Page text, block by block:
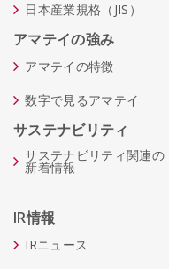
日本産業規格（JIS）
アマテイの強み
アマテイの特徴
数字で見るアマテイ
サステナビリティ
サステナビリティ関連の
新着情報
IR情報
IRニュース